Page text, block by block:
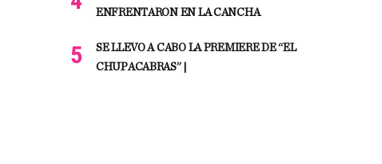
ENFRENTARON EN LA CANCHA
SE LLEVO A CABO LA PREMIERE DE “EL
CHUPACABRAS” |